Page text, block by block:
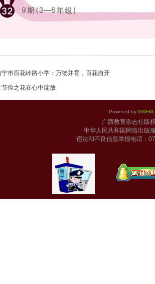
宁市百花岭路小学：万物并育，百花自开
节俭之花在心中绽放
Powered by
广西教育杂志
中华人民共和国网络出版
违法和不良信息举报电话：